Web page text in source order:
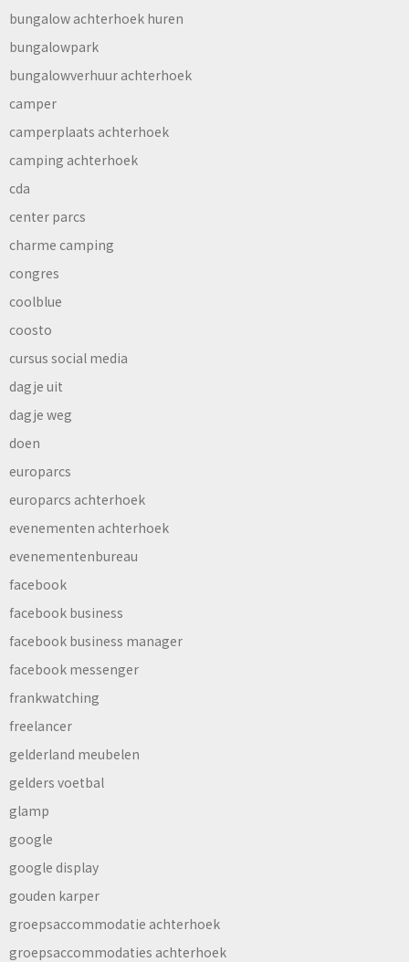
bungalow achterhoek huren
bungalowpark
bungalowverhuur achterhoek
camper
camperplaats achterhoek
camping achterhoek
cda
center parcs
charme camping
congres
coolblue
coosto
cursus social media
dagje uit
dagje weg
doen
europarcs
europarcs achterhoek
evenementen achterhoek
evenementenbureau
facebook
facebook business
facebook business manager
facebook messenger
frankwatching
freelancer
gelderland meubelen
gelders voetbal
glamp
google
google display
gouden karper
groepsaccommodatie achterhoek
groepsaccommodaties achterhoek